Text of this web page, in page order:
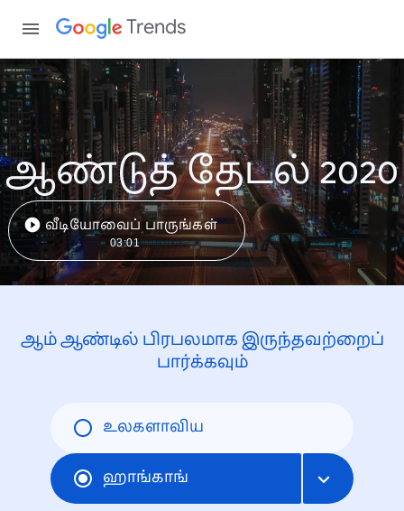
Trends
ஆண்டுத் தேடல் 2020
வீடியோவைப் பாருங்கள்
03:01
ஆம் ஆண்டில் பிரபலமாக இருந்தவற்றைப்
பார்க்கவும்
உலகளாவிய
ஹாங்காங்